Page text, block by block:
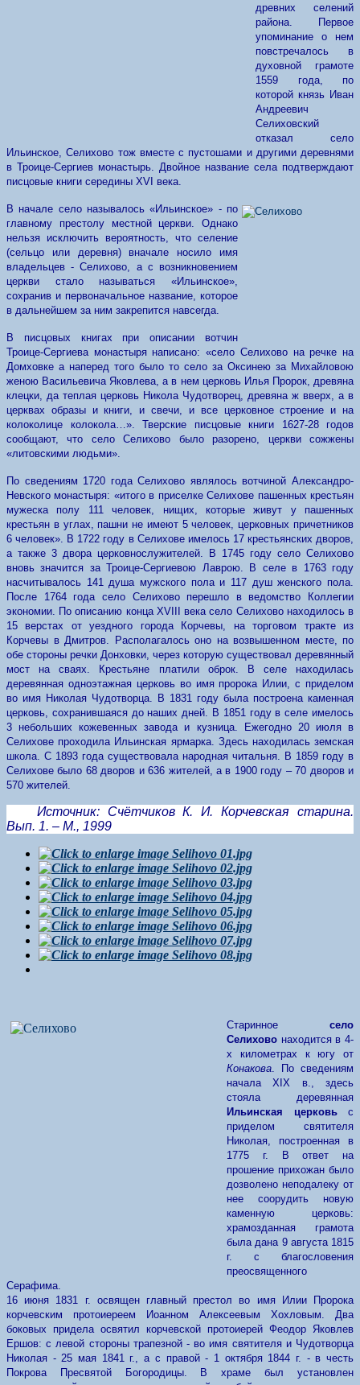
древних селений
района. Первое
упоминание о нем
повстречалось в
духовной грамоте
1559 года, по
которой князь Иван
Андреевич
Селиховский
отказал село
Ильинское, Селихово тож вместе с пустошами и другими деревнями
в Троице-Сергиев монастырь. Двойное название села подтверждают
писцовые книги середины XVI века.
В начале село называлось «Ильинское» - по
главному престолу местной церкви. Однако
нельзя исключить вероятность, что селение
(сельцо или деревня) вначале носило имя
владельцев - Селихово, а с возникновением
церкви стало называться «Ильинское»,
сохранив и первоначальное название, которое
в дальнейшем за ним закрепится навсегда.
В писцовых книгах при описании вотчин
Троице-Сергиева монастыря написано: «село Селихово на речке на
Домховке а наперед того было то село за Оксинею за Михайловою
женою Васильевича Яковлева, а в нем церковь Илья Пророк, древяна
клецки, да теплая церковь Никола Чудотворец, древяна ж вверх, а в
церквах образы и книги, и свечи, и все церковное строение и на
колоколице колокола…». Тверские писцовые книги 1627-28 годов
сообщают, что село Селихово было разорено, церкви сожжены
«литовскими людьми».
По сведениям 1720 года Селихово являлось вотчиной Александро-
Невского монастыря: «итого в приселке Селихове пашенных крестьян
мужеска полу 111 человек, нищих, которые живут у пашенных
крестьян в углах, пашни не имеют 5 человек, церковных причетников
6 человек». В 1722 году в Селихове имелось 17 крестьянских дворов,
а также 3 двора церковнослужителей. В 1745 году село Селихово
вновь значится за Троице-Сергиевою Лаврою. В селе в 1763 году
насчитывалось 141 душа мужского пола и 117 душ женского пола.
После 1764 года село Селихово перешло в ведомство Коллегии
экономии. По описанию конца XVIII
века село Селихово находилось в
15 верстах от уездного города Корчевы, на торговом тракте из
Корчевы в Дмитров. Располагалось оно на возвышенном месте, по
обе стороны речки Донховки, через которую существовал деревянный
мост на сваях. Крестьяне платили оброк. В селе находилась
деревянная одноэтажная церковь во имя пророка Илии, с приделом
во имя Николая Чудотворца. В 1831 году была построена каменная
церковь, сохранившаяся до наших дней. В 1851 году в селе имелось
3 небольших кожевенных завода и кузница. Ежегодно 20 июля в
Селихове проходила Ильинская ярмарка. Здесь находилась земская
школа. С 1893 года существовала народная читальня. В 1859 году в
Селихове было 68 дворов и 636 жителей, а в 1900 году – 70 дворов и
570 жителей.
Источник: Счётчиков К. И. Корчевская старина.
Вып. 1. – М., 1999
Старинное село
Селихово находится в 4-
х километрах к югу от
Конакова. По сведениям
начала ХIХ в., здесь
стояла деревянная
Ильинская церковьс
приделом святителя
Николая, построенная в
1775 г. В ответ на
прошение прихожан было
дозволено неподалеку от
нее соорудить новую
каменную церковь:
храмозданная грамота
была дана 9 августа 1815
г. с благословения
преосвященного
Серафима.
16 июня 1831 г. освящен главный престол во имя Илии Пророка
корчевским протоиереем Иоанном Алексеевым Хохловым. Два
боковых придела освятил корчевской протоиерей Феодор Яковлев
Ершов: с левой стороны трапезной - во имя святителя и Чудотворца
Николая - 25 мая 1841 г., а с правой - 1 октября 1844 г. - в честь
Покрова Пресвятой Богородицы. В храме был установлен